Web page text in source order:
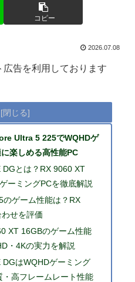
コピー
2026.07.08
告を利用しております
Ultra 5 225でWQHDゲ
楽しめる高性能PC
とは？RX 9060 XT
ーミングPCを徹底解説
ゲーム性能は？RX
せを評価
XT 16GBのゲーム性能
・4Kの実力を解説
はWQHDゲーミング
・高フレームレート性能